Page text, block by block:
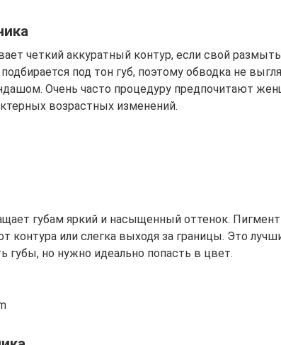
четкий аккуратный контур, если свой
под тон губ, поэтому обводка не
Очень часто процедуру предпочитают
возрастных изменений.
губам яркий и насыщенный оттенок.
контура или слегка выходя за границы. Это
губы, но нужно идеально попасть в цвет.